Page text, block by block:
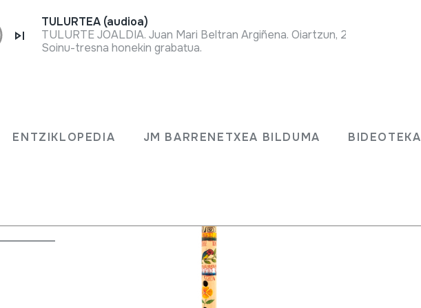
ENTZIKLOPEDIA JM BARRENETXEA BILDUMA BIDEOTEKA
TULURTEA (audioa)
TULURTE JOALDIA. Juan Mari Beltran Argiñena. Oiartzun, 2020/05/13.
Soinu-tresna honekin grabatua.
+ kena